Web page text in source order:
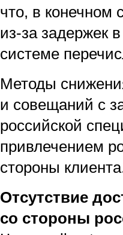
что, в конечном
из-за задержек
системе
Методы
и совещаний с
российской
привлечением
стороны
Отсутствие
со стороны